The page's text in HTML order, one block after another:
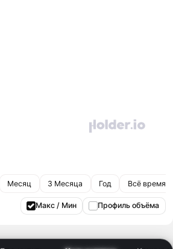
Месяц 3 Месяца Год Всё время
Макс / Мин Профиль объёма